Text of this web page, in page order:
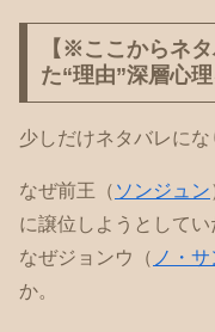
【※ここからネ
た“理由”深層心
少しだけネタバレにな
なぜ前王（ ソンジュン
に譲位しようとしてい
なぜジョンウ（ ノ・
か。